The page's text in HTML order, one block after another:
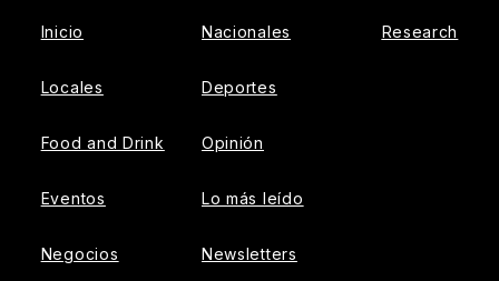
Inicio
Locales
Food and Drink
Eventos
Negocios
Nacionales
Deportes
Opinión
Lo más leído
Newsletters
Research